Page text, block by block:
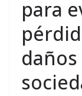
para